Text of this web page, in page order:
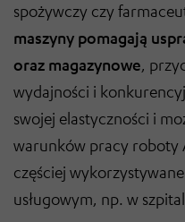
spożywczy czy
maszyny pomagają
oraz magazynowe,
wydajności i
swojej elastyczności i
warunków pracy roboty
częściej
usługowym, np. w